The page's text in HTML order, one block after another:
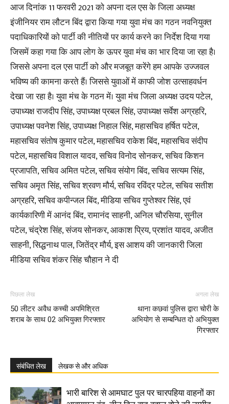
आज दिनांक 11 फरवरी 2021 को अपना दल एस के जिला अध्यक्ष
इंजीनियर राम लौटन बिंद द्वारा किया गया युवा मंच का गठन नवनियुक्त
पदाधिकारियों को पार्टी की नीतियों पर कार्य करने का निर्देश दिया गया
जिसमें कहा गया कि आप लोग के ऊपर युवा मंच का भार दिया जा रहा है।
जिससे अपना दल एस पार्टी को और मजबूत करेंगे हम आपके उज्जवल
भविष्य की कामना करते हैं। जिससे युवाओं में काफी जोश उत्साहवर्धन
देखा जा रहा है। युवा मंच के गठन में। युवा मंच जिला अध्यक्ष उदय पटेल,
उपाध्यक्ष राजदीप सिंह, उपाध्यक्ष प्रबल सिंह, उपाध्यक्ष सर्वेश अग्रहरि,
उपाध्यक्ष पवनेश सिंह, उपाध्यक्ष निहाल सिंह, महासचिव हर्षित पटेल,
महासचिव संतोष कुमार पटेल, महासचिव राकेश बिंद, महासचिव संदीप
पटेल, महासचिव विशाल यादव, सचिव विनोद सोनकर, सचिव किशन
प्रजापति, सचिव अमित पटेल, सचिव संयोग बिंद, सचिव सत्यम सिंह,
सचिव अमृत सिंह, सचिव श्रवण मौर्य, सचिव रविंद्र पटेल, सचिव सतीश
अग्रहरि, सचिव कपीन्जल बिंद, मीडिया सचिव गुप्तेश्वर सिंह, एवं
कार्यकारिणी में आनंद बिंद, रामानंद साहनी, अनिल चौरसिया, सुनील
पटेल, चंद्रेश सिंह, संजय सोनकर, आकाश प्रिय, प्रशांत यादव, अजीत
साहनी, सिद्धनाथ पाल, जितेंद्र मौर्य, इस आशय की जानकारी जिला
मीडिया सचिव शंकर सिंह चौहान ने दी
पिछला लेख
50 लीटर अवैध कच्ची अपमिश्रित
शराब के साथ 02 अभियुक्त गिरफ्तार
अगला लेख
थाना कछवां पुलिस द्वारा चोरी के
अभियोग से सम्बन्धित दो अभियुक्त
गिरफ्तार
संबंधित लेख लेखक से और अधिक
भारी बारिश से आमघाट पुल पर चारपहिया वाहनों का